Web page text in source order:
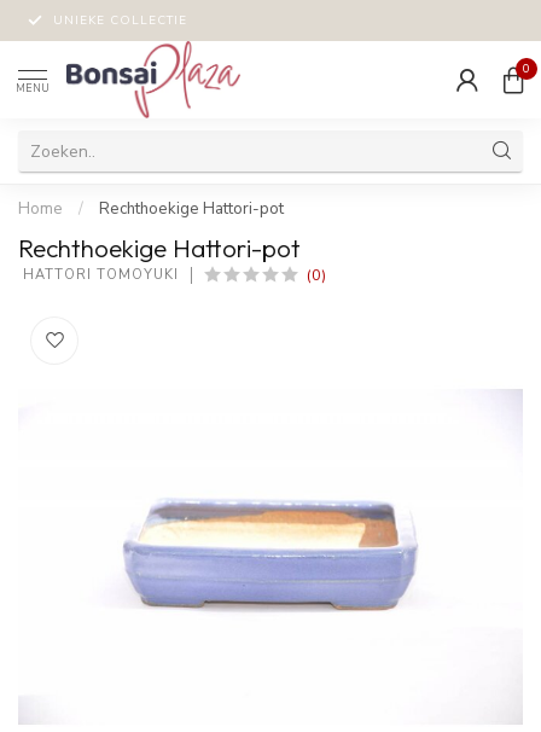
UNIEKE COLLECTIE
MENU
0
Home / Rechthoekige Hattori-pot
Rechthoekige Hattori-pot
HATTORI TOMOYUKI (0)